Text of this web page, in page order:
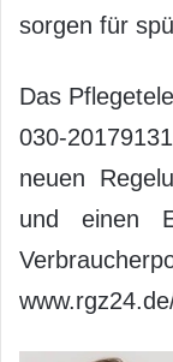
sorgen für
Das
030-
neuen
und einen